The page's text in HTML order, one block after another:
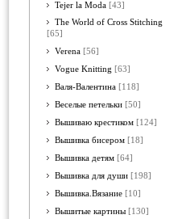
Tejer la Moda [43]
The World of Cross Stitching
[65]
Verena [56]
Vogue Knitting [63]
Валя-Валентина [118]
Веселые петельки [50]
Вышиваю крестиком [124]
Вышивка бисером [18]
Вышивка детям [64]
Вышивка для души [198]
Вышивка.Вязание [10]
Вышитые картины [130]